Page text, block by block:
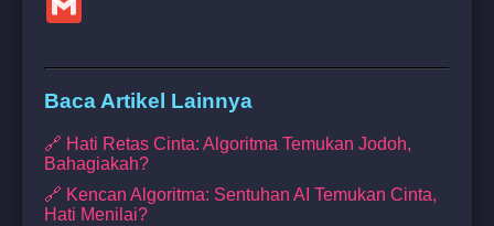
Baca Artikel Lainnya
🔗 Hati Retas Cinta: Algoritma Temukan Jodoh,
Bahagiakah?
🔗 Kencan Algoritma: Sentuhan AI Temukan Cinta,
Hati Menilai?